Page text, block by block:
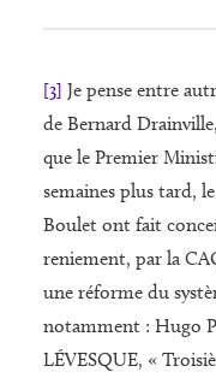
[3] Je pense entre
de Bernard
que le Premier
semaines plus tard,
Boulet ont fait
reniement, par la
une réforme du
notamment : Hugo
LÉVESQUE, «